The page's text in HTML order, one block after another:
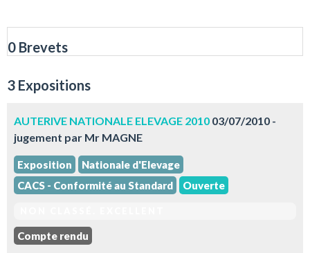
0 Brevets
3 Expositions
AUTERIVE NATIONALE ELEVAGE 2010 03/07/2010 -
jugement par Mr MAGNE
Exposition
Nationale d'Elevage
CACS - Conformité au Standard
Ouverte
Compte rendu